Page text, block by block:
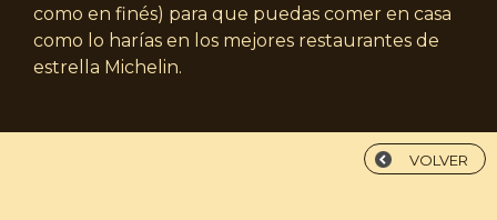
como en finés) para que puedas comer en casa
como lo harías en los mejores restaurantes de
estrella Michelin.
VOLVER